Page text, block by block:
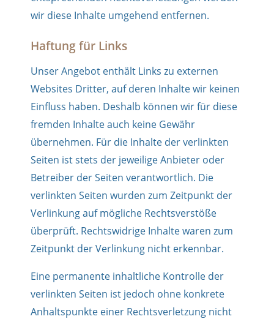
wir diese Inhalte umgehend entfernen.
Haftung für Links
Unser Angebot enthält Links zu externen
Websites Dritter, auf deren Inhalte wir keinen
Einfluss haben. Deshalb können wir für diese
fremden Inhalte auch keine Gewähr
übernehmen. Für die Inhalte der verlinkten
Seiten ist stets der jeweilige Anbieter oder
Betreiber der Seiten verantwortlich. Die
verlinkten Seiten wurden zum Zeitpunkt der
Verlinkung auf mögliche Rechtsverstöße
überprüft. Rechtswidrige Inhalte waren zum
Zeitpunkt der Verlinkung nicht erkennbar.
Eine permanente inhaltliche Kontrolle der
verlinkten Seiten ist jedoch ohne konkrete
Anhaltspunkte einer Rechtsverletzung nicht